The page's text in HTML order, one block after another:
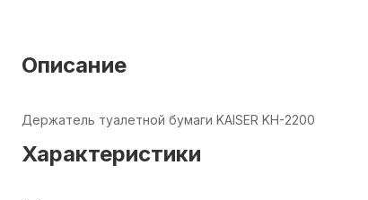
Описание
Держатель туалетной бумаги KAISER KH-2200
Характеристики